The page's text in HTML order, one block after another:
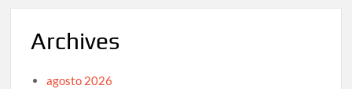
Archives
agosto 2026